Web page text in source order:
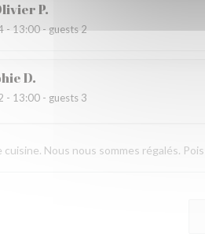
P
- 13:00 - guests 2
D
- 13:00 - guests 3
cuisine. Nous nous sommes régalés.